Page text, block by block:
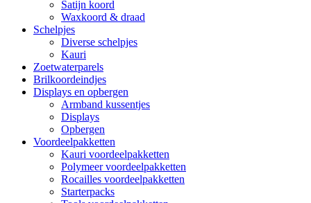
Satijn koord
Waxkoord & draad
Schelpjes
Diverse schelpjes
Kauri
Zoetwaterparels
Brilkoordeindjes
Displays en opbergen
Armband kussentjes
Displays
Opbergen
Voordeelpakketten
Kauri voordeelpakketten
Polymeer voordeelpakketten
Rocailles voordeelpakketten
Starterpacks